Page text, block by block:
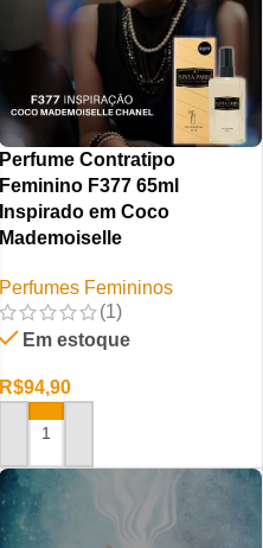
Perfume Contratipo
Feminino F377 65ml
Inspirado em Coco
Mademoiselle
Perfumes Femininos
(1)
Em estoque
R$94,90
ADICIONAR AO CARRINHO